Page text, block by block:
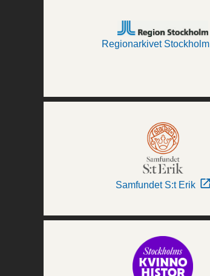
Regionarkivet Stockholm
Samfundet S:t Erik